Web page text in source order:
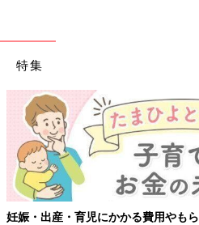
特集
妊娠・出産・育児にかかる費用やも